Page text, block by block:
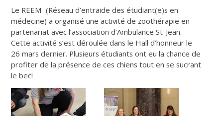
Le REEM (Réseau d’entraide des étudiant(e)s en
médecine) a organisé une activité de zoothérapie en
partenariat avec l’association d’Ambulance St-Jean.
Cette activité s’est déroulée dans le Hall d’honneur le
26 mars dernier. Plusieurs étudiants ont eu la chance de
profiter de la présence de ces chiens tout en se sucrant
le bec!